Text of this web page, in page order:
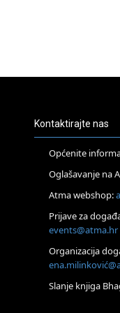
Kontaktirajte nas
Općenite
Oglašavanje na
Atma webshop:
Prijave za
events@atma.hr
Organizacija
Slanje knjiga